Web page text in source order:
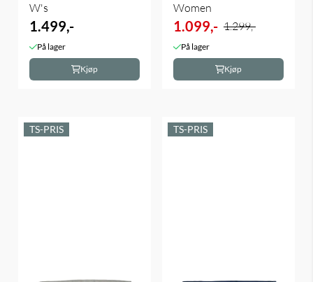
W's
1.499,-
På lager
Kjøp
Women
1.099,- 1.299,-
På lager
Kjøp